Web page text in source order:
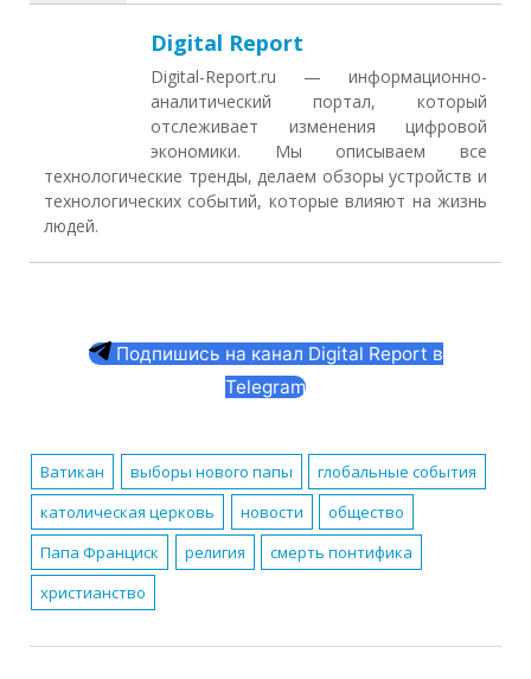
Digital Report
Digital-Report.ru — информационно-
аналитический портал, который
отслеживает изменения цифровой
экономики. Мы описываем все
технологические тренды, делаем обзоры устройств и
технологических событий, которые влияют на жизнь
людей.
Подпишись на канал Digital Report в
Telegram
Ватикан выборы нового папы
глобальные события
католическая церковь
новости
общество
Папа Франциск
религия
смерть понтифика
христианство